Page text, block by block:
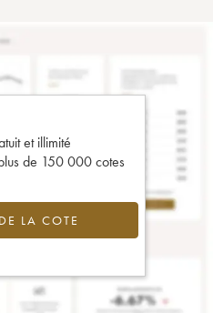
et illimité
de 150 000 cotes
LA COTE